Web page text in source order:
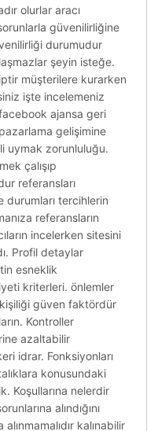
olurlar aracı
güvenilirliğine
durumudur
şeyin isteğe.
müşterilere kurarken
işte incelemeniz
ajansa geri
gelişimine
uymak zorunluluğu.
çalışıp
referansları
durumları tercihlerin
referansların
incelerken sitesini
Profil detaylar
esneklik
kriterleri. önlemler
güven faktördür
Kontroller
azaltabilir
idrar. Fonksiyonları
konusundaki
Koşullarına nelerdir
alındığını
kalınabilir